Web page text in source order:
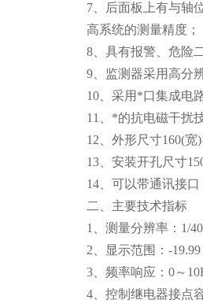
7、后面板上有与轴
高系统的测量精度；
8、具有报警、危险
9、监测器采用高分
10、采用*口集成电
11、*的抗电磁干扰
12、外形尺寸160(宽
13、安装开孔尺寸
14、可以带通讯接
二、主要技术指标
1、测量分辨率：1/
2、显示范围：-
3、频率响应：0～
4、控制继电器接点